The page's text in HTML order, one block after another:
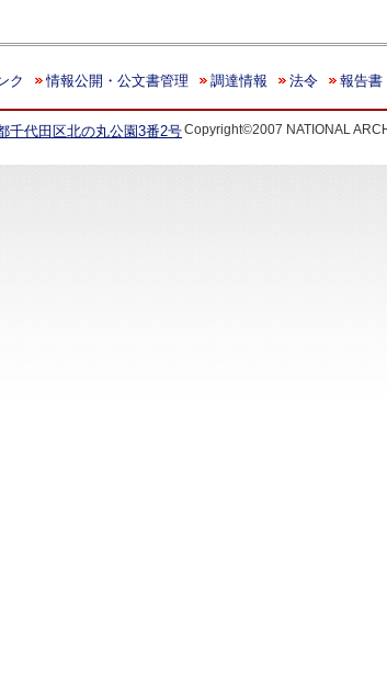
ク 情報公開・公文書管理 調達情報 法令 報告書
代田区北の丸公園3番2号Copyright©2007 NATIONAL